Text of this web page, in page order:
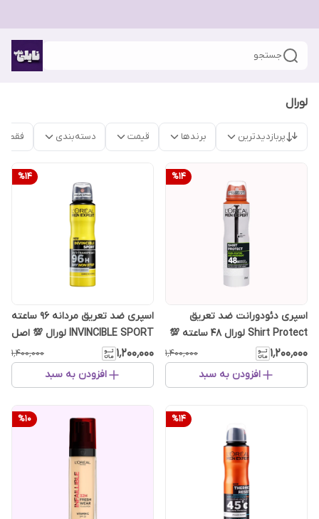
جستجو
لورال
پربازدیدترین برندها قیمت دسته‌بندی فقط
%14
اسپری دئودورانت ضد تعریق
Shirt Protect لورال 48 ساعته 💯
اصل انگلیس
۱٬۲۰۰٬۰۰۰ ۱٬۴۰۰٬۰۰۰
افزودن به سبد
%14
اسپری ضد تعریق مردانه 96 ساعته
INVINCIBLE SPORT لورال 💯 اصل
انگلیس
۱٬۲۰۰٬۰۰۰ ۱٬۴۰۰٬۰۰۰
افزودن به سبد
%14
%10